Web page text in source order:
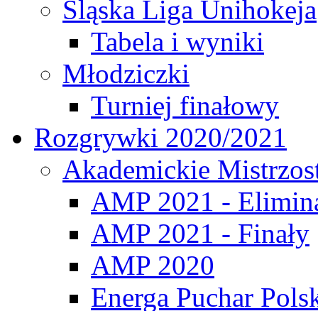
Śląska Liga Unihokeja
Tabela i wyniki
Młodziczki
Turniej finałowy
Rozgrywki 2020/2021
Akademickie
AMP 2021 -
AMP 2021 - Finały
AMP 2020
Energa Puchar